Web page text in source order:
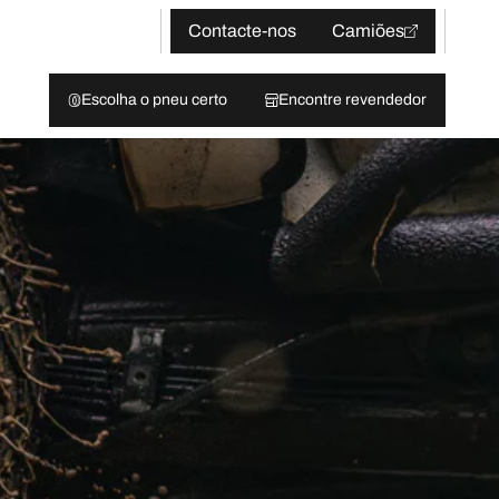
Contacte-nos Camiões
Escolha o pneu certo Encontre revendedor